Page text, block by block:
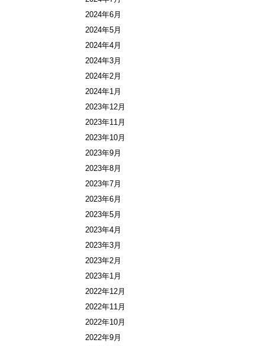
2024年6月
2024年5月
2024年4月
2024年3月
2024年2月
2024年1月
2023年12月
2023年11月
2023年10月
2023年9月
2023年8月
2023年7月
2023年6月
2023年5月
2023年4月
2023年3月
2023年2月
2023年1月
2022年12月
2022年11月
2022年10月
2022年9月